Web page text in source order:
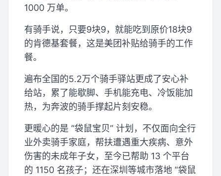
1000 万单。
有骑手说，只要9块9，就能吃到原价18块9
的肯德基套餐，这是美团补贴给骑手的工作
餐。
遍布全国的5.2万个骑手驿站更成了安心补
给站，累了能歇脚、手机能充电、冷饭能加
热，为奔波的骑手撑起片刻安稳。
更暖心的是 “袋鼠宝贝” 计划，不仅面向全行
业外卖骑手家庭，帮扶遭遇重大疾病、意外
伤害的未成年子女，至今已帮助 13 个平台
的 1150 名孩子；还在深圳等城市落地 “袋鼠